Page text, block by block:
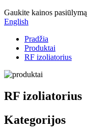
Gaukite kainos pasiūlymą
English
Pradžia
Produktai
RF izoliatorius
RF izoliatorius
Kategorijos